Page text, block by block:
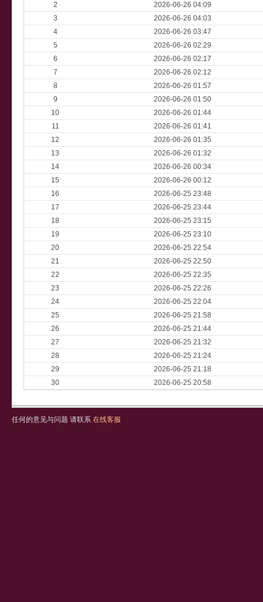
2
2026-06-26 04:09
3
2026-06-26 04:03
4
2026-06-26 03:47
5
2026-06-26 02:29
6
2026-06-26 02:17
7
2026-06-26 02:12
8
2026-06-26 01:57
9
2026-06-26 01:50
10
2026-06-26 01:44
11
2026-06-26 01:41
12
2026-06-26 01:35
13
2026-06-26 01:32
14
2026-06-26 00:34
15
2026-06-26 00:12
16
2026-06-25 23:48
17
2026-06-25 23:44
18
2026-06-25 23:15
19
2026-06-25 23:10
20
2026-06-25 22:54
21
2026-06-25 22:50
22
2026-06-25 22:35
23
2026-06-25 22:26
24
2026-06-25 22:04
25
2026-06-25 21:58
26
2026-06-25 21:44
27
2026-06-25 21:32
28
2026-06-25 21:24
29
2026-06-25 21:18
30
2026-06-25 20:58
任何的意见与问题 请联系 在线客服